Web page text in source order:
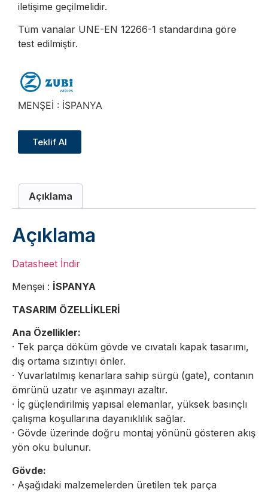
iletişime geçilmelidir.
Tüm vanalar UNE-EN 12266-1 standardına göre
test edilmiştir.
MENŞEİ : İSPANYA
Teklif Al
Açıklama
Açıklama
Datasheet İndir
Menşei : İSPANYA
TASARIM ÖZELLİKLERİ
Ana Özellikler:
· Tek parça döküm gövde ve cıvatalı kapak tasarımı,
dış ortama sızıntıyı önler.
· Yuvarlatılmış kenarlara sahip sürgü (gate), contanın
ömrünü uzatır ve aşınmayı azaltır.
· İç güçlendirilmiş yapısal elemanlar, yüksek basınçlı
çalışma koşullarına dayanıklılık sağlar.
· Gövde üzerinde doğru montaj yönünü gösteren akış
yön oku bulunur.
Gövde:
· Aşağıdaki malzemelerden üretilen tek parça